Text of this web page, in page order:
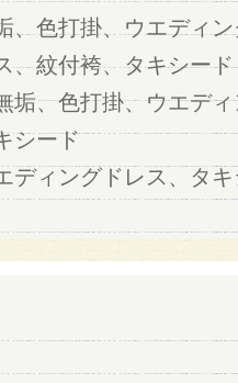
、色打掛、ウエディ
、紋付袴、タキシード
垢、色打掛、ウエデ
シード
ディングドレス、タ